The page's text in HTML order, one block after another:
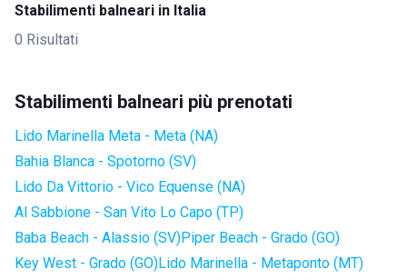
Stabilimenti balneari in Italia
0 Risultati
Stabilimenti balneari più prenotati
Lido Marinella Meta - Meta (NA)
Bahia Blanca - Spotorno (SV)
Lido Da Vittorio - Vico Equense (NA)
Al Sabbione - San Vito Lo Capo (TP)
Baba Beach - Alassio (SV)Piper Beach - Grado (GO)
Key West - Grado (GO)Lido Marinella - Metaponto (MT)